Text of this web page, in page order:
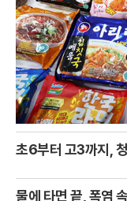
초6부터 고3까지,
물에 타면 끝, 폭염